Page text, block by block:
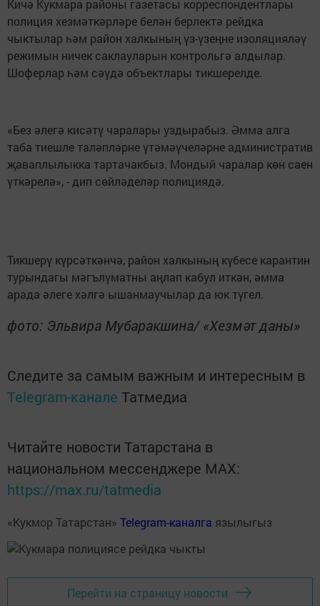
Кичә Кукмара районы газетасы корреспондентлары
полиция хезмәткәрләре белән берлектә рейдка
чыктылар һәм район халкының үз-үзеңне изоляцияләү
режимын ничек саклауларын контрольгә алдылар.
Шоферлар һәм сәүдә объектлары тикшерелде.
«Без әлегә кисәтү чаралары уздырабыз. Әмма алга
таба тиешле таләпләрне үтәмәүчеләрне административ
җаваплылыкка тартачакбыз. Мондый чаралар көн саен
үткәрелә», - дип сөйләделәр полициядә.
Тикшерү күрсәткәнчә, район халкының күбесе карантин
турындагы мәгълүматны аңлап кабул иткән, әмма
арада әлеге хәлгә ышанмаучылар да юк түгел.
фото: Эльвира Мубаракшина/ «Хезмәт даны»
Следите за самым важным и интересным в
Telegram-канале Татмедиа
Читайте новости Татарстана в
национальном мессенджере MАХ:
https://max.ru/tatmedia
«Кукмор Татарстан» Telegram-каналга язылыгыз
Перейти на страницу новости